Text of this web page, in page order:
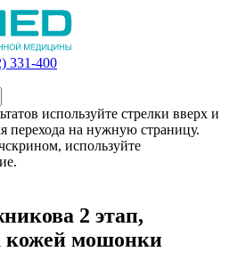
331-400
используйте стрелки вверх и
перехода на нужную страницу.
используйте
2 этап,
кожей мошонки